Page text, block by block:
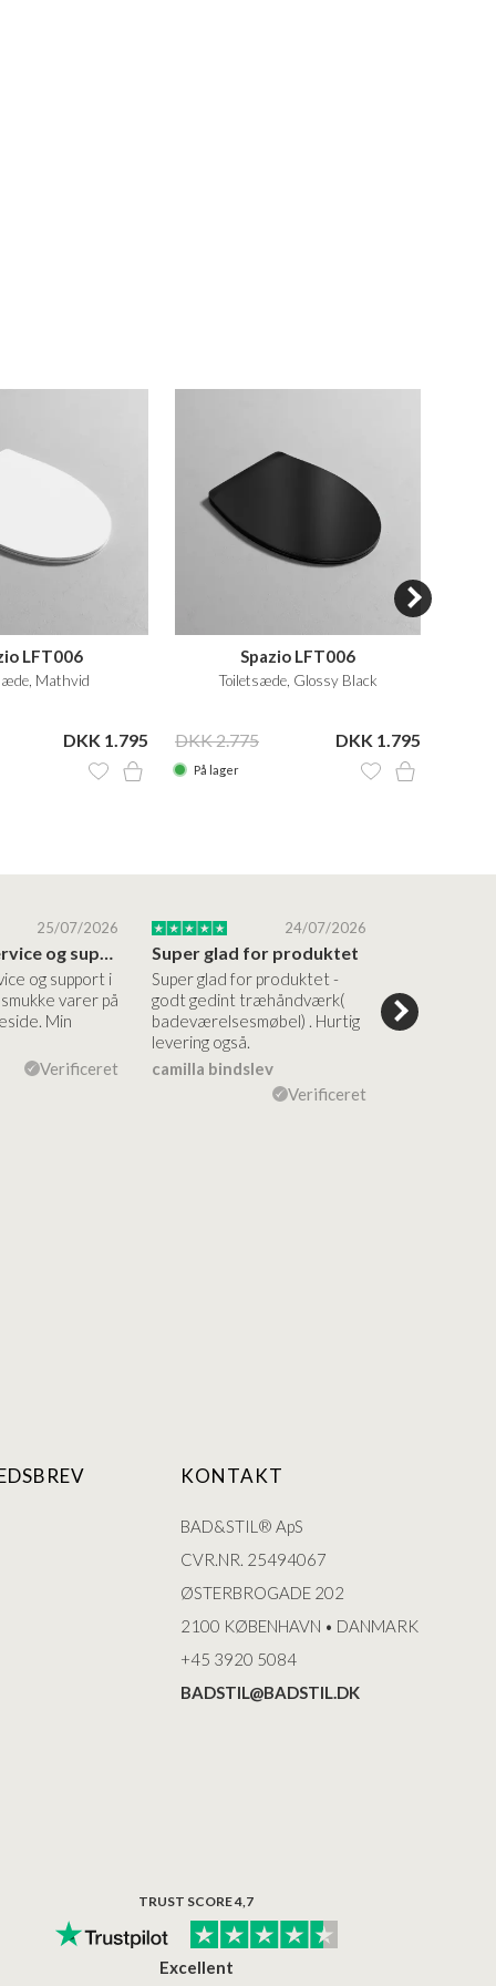
LFT006
Mathvid
DKK 1.795
Spazio LFT006
Toiletsæde, Glossy Black
DKK 2.775 DKK 1.795
På lager
25/07/2026
Altid god service og support i forhold…
og support i
varer på
Min
Verificeret
24/07/2026
Super glad for produktet
Super glad for produktet -
godt gedint træhåndværk(
badeværelsesmøbel) . Hurtig
levering også.
camilla bindslev
Verificeret
forståelig
nem
KONTAKT
BAD&STIL® ApS
CVR.NR. 25494067
ØSTERBROGADE 202
2100 KØBENHAVN • DANMARK
+45 3920 5084
BADSTIL@BADSTIL.DK
TRUST SCORE 4,7
Excellent